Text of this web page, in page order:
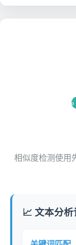
0%
相似度检测使用
📈 文本分